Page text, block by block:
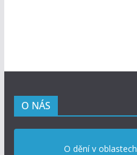
O NÁS
O dění v